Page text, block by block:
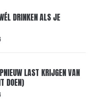
DRINKEN ALS JE
LAST KRIJGEN VAN
DOEN)